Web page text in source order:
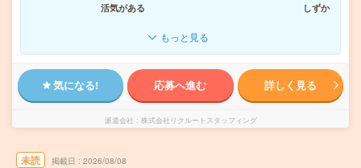
活気がある
しずか
もっと見る
気になる! 応募へ進む 詳しく見る
派遣会社 株式会社リクルートスタッフィング
未読 掲載日 2026/08/08